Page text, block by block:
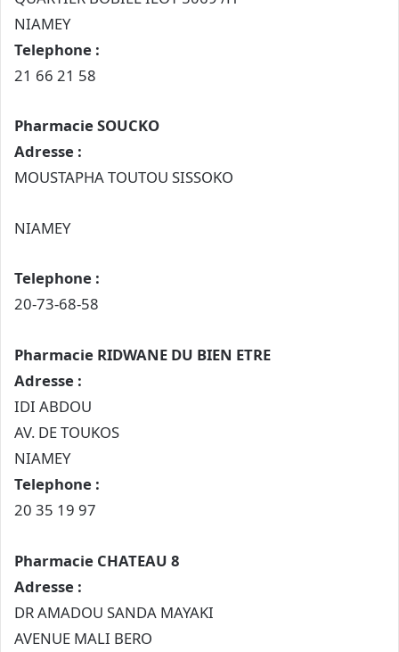
NIAMEY
Telephone :
21 66 21 58
Pharmacie SOUCKO
Adresse :
MOUSTAPHA TOUTOU SISSOKO
NIAMEY
Telephone :
20-73-68-58
Pharmacie RIDWANE DU BIEN ETRE
Adresse :
IDI ABDOU
AV. DE TOUKOS
NIAMEY
Telephone :
20 35 19 97
Pharmacie CHATEAU 8
Adresse :
DR AMADOU SANDA MAYAKI
AVENUE MALI BERO